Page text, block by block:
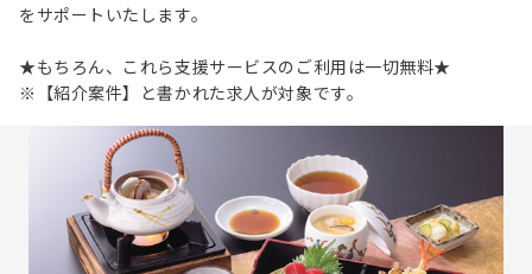
をサポートいたします。
★もちろん、これら支援サービスのご利用は一切無料★
※【紹介案件】と書かれた求人が対象です。